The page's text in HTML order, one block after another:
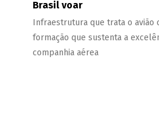
Brasil voar
Infraestrutura que trata o avião
formação que sustenta a
companhia aérea